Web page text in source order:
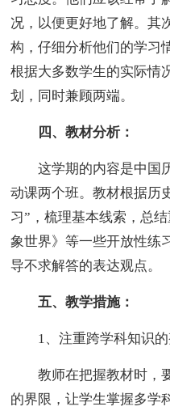
况，以便更好地了解。其
构，仔细分析他们的学习
根据大多数学生的实际情
划，同时兼顾两端。
四、教材分析：
这学期的内容是中国
动课两个班。教材根据历
习”，梳理基本线索，总
象世界》等一些开放性练
导不求解答的表达观点。
五、教学措施：
1、注重跨学科知识的
教师在把握教材时，要
的界限，让学生掌握多学